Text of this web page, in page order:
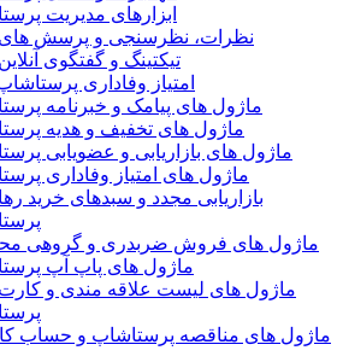
ابزارهای مدیریت
نظرات، نظرسنجی و پرسش
تیکتینگ و گفتگوی
امتیاز وفاداری
ماژول های پیامک و خبرنامه
ماژول های تخفیف و هدیه
ماژول های بازاریابی و عضویابی
ماژول های امتیاز وفاداری
بازاریابی مجدد و سبدهای خرید
ماژول های فروش ضربدری و گروهی
ماژول های پاپ آپ
ماژول های لیست علاقه مندی و کارت
ماژول های مناقصه پرستاشاپ و حساب